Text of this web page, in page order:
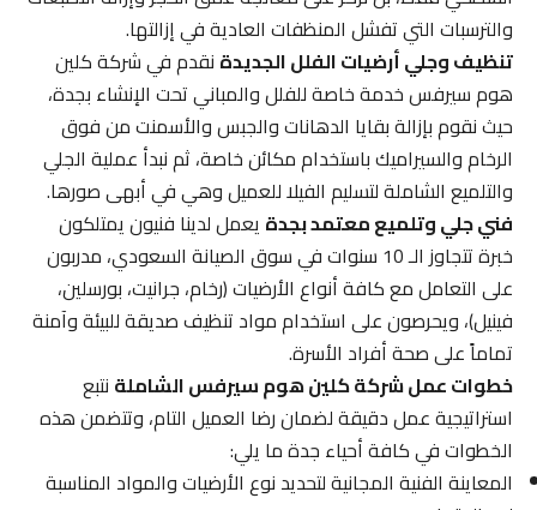
والترسبات التي تفشل المنظفات العادية في إزالتها.
تنظيف وجلي أرضيات الفلل الجديدةنقدم في شركة كلين
هوم سيرفس خدمة خاصة للفلل والمباني تحت الإنشاء بجدة،
حيث نقوم بإزالة بقايا الدهانات والجبس والأسمنت من فوق
الرخام والسيراميك باستخدام مكائن خاصة، ثم نبدأ عملية الجلي
والتلميع الشاملة لتسليم الفيلا للعميل وهي في أبهى صورها.
فني جلي وتلميع معتمد بجدةيعمل لدينا فنيون يمتلكون
خبرة تتجاوز الـ 10 سنوات في سوق الصيانة السعودي، مدربون
على التعامل مع كافة أنواع الأرضيات (رخام، جرانيت، بورسلين،
فينيل)، ويحرصون على استخدام مواد تنظيف صديقة للبيئة وآمنة
تماماً على صحة أفراد الأسرة.
خطوات عمل شركة كلين هوم سيرفس الشاملةنتبع
استراتيجية عمل دقيقة لضمان رضا العميل التام، وتتضمن هذه
الخطوات في كافة أحياء جدة ما يلي:
المعاينة الفنية المجانية لتحديد نوع الأرضيات والمواد المناسبة